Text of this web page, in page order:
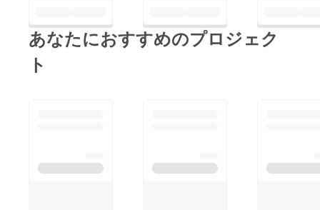
あなたにおすすめのプロジェク
ト